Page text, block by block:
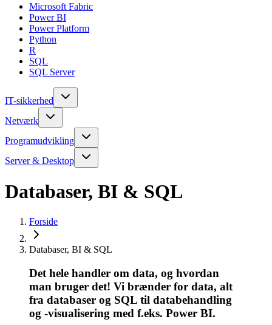
Microsoft Fabric
Power BI
Power Platform
Python
R
SQL
SQL Server
IT-sikkerhed
Netværk
Programudvikling
Server & Desktop
Databaser, BI & SQL
Forside
Databaser, BI & SQL
Det hele handler om data, og hvordan
man bruger det! Vi brænder for data, alt
fra databaser og SQL til databehandling
og -visualisering med f.eks. Power BI.